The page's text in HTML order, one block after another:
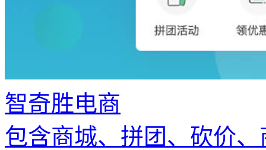
智奇胜电商
包含商城、拼团、砍价